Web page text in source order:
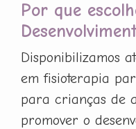
Por que
Disponibilizamos
em fisioterapia
para crianças de
promover o